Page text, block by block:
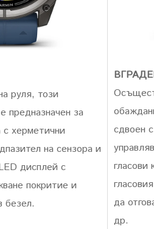
руля, този
предназначен за
с херметични
на сензора и
дисплей с
покритие и
безел.
сдвоен
да
др.